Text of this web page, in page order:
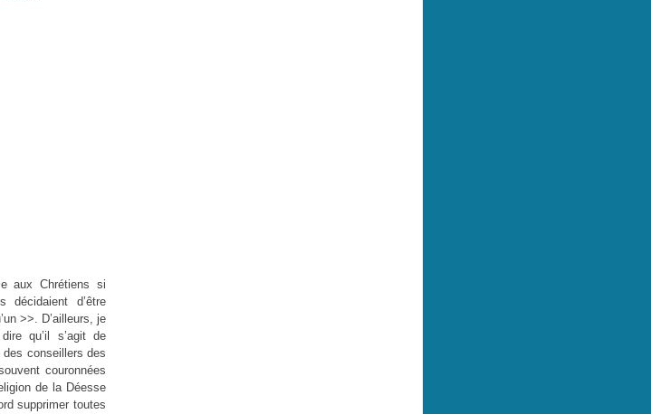
aux Chrétiens si
d’être
>>. D’ailleurs, je
qu’il s’agit de
conseillers des
couronnées
de la Déesse
supprimer toutes